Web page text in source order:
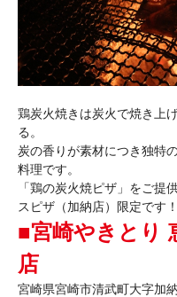
鶏炭火焼きは炭火で焼き上
る。
炭の香りが素材につき独特
料理です。
「鶏の炭火焼ピザ」をご提
スピザ（加納店）限定です！
■宮崎やきとり
店
宮崎県宮崎市清武町大字加